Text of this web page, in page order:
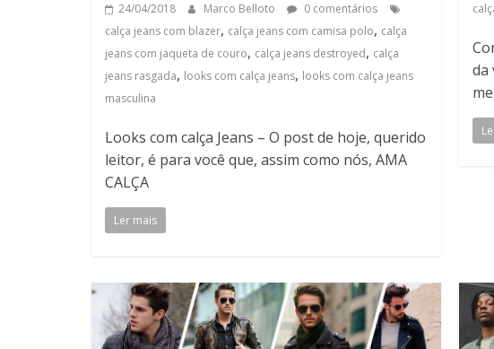
24/04/2018 Marco Belloto
0 comentários
calça jeans com blazer, calça jeans com camisa polo, calça
jeans com jaqueta de couro, calça jeans destroyed, calça
jeans rasgada, looks com calça jeans, looks com calça jeans
masculina
Looks com calça Jeans – O post de hoje, querido
leitor, é para você que, assim como nós, AMA
CALÇA
Ler mais
da